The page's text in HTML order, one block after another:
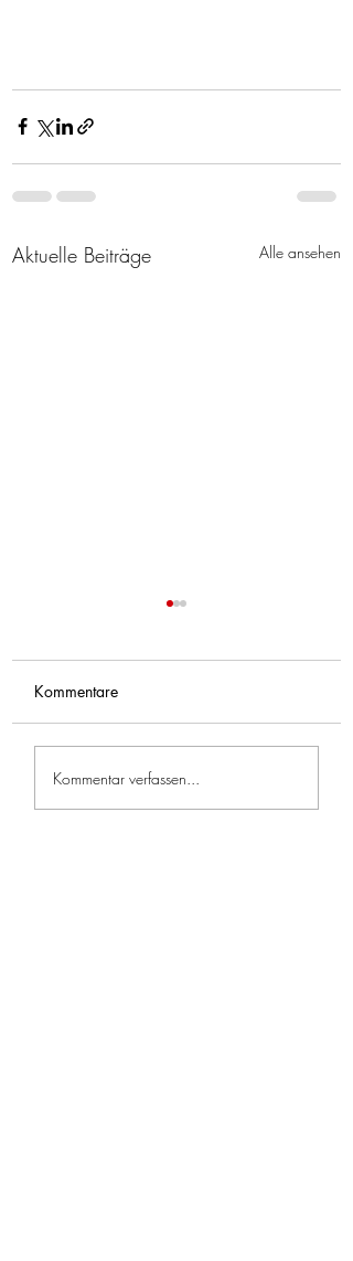
Aktuelle Beiträge Alle ansehen
Feuerwehrfreitag im Juli
Kommentare
Kommentar verfassen...